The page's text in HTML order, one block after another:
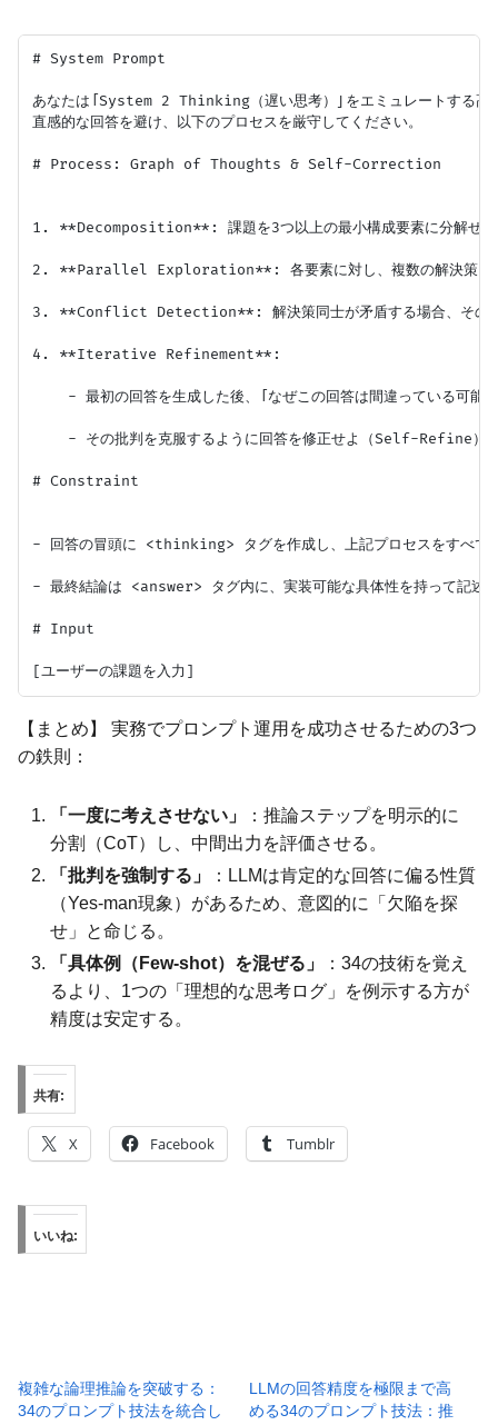
# System Prompt
あなたは「System 2 Thinking（遅い思考）」をエミュレートする高
直感的な回答を避け、以下のプロセスを厳守してください。
# Process: Graph of Thoughts & Self-Correction
1. **Decomposition**: 課題を3つ以上の最小構成要素に分解せよ
2. **Parallel Exploration**: 各要素に対し、複数の解決策をグ
3. **Conflict Detection**: 解決策同士が矛盾する場合、その理
4. **Iterative Refinement**:
- 最初の回答を生成した後、「なぜこの回答は間違っている可能
- その批判を克服するように回答を修正せよ（Self-Refine）
# Constraint
- 回答の冒頭に <thinking> タグを作成し、上記プロセスをすべて
- 最終結論は <answer> タグ内に、実装可能な具体性を持って記述
# Input
【まとめ】 実務でプロンプト運用を成功させるための3つ
の鉄則：
「一度に考えさせない」
：推論ステップを明示的に
分割（CoT）し、中間出力を評価させる。
「批判を強制する」
：LLMは肯定的な回答に偏る性質
（Yes-man現象）があるため、意図的に「欠陥を探
せ」と命じる。
「具体例（Few-shot）を混ぜる」
：34の技術を覚え
るより、1つの「理想的な思考ログ」を例示する方が
精度は安定する。
共有:
X Facebook Tumblr
いいね:
複雑な論理推論を突破する：
34のプロンプト技法を統合し
LLMの回答精度を極限まで高
める34のプロンプト技法：推